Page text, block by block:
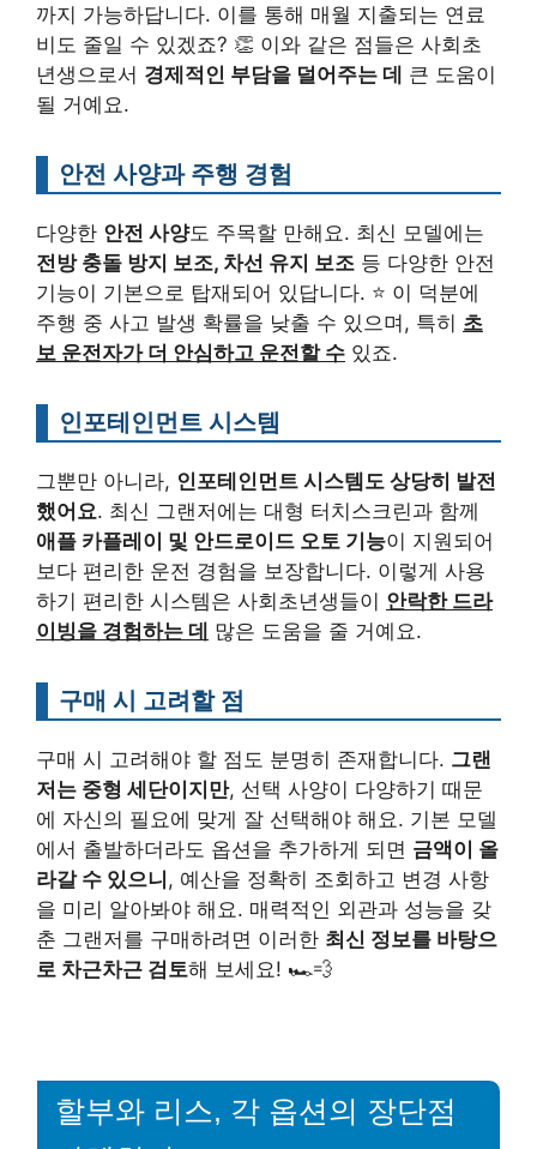
까지 가능하답니다. 이를 통해 매월 지출되는 연료
비도 줄일 수 있겠죠? 👏 이와 같은 점들은 사회초
년생으로서 경제적인 부담을 덜어주는 데 큰 도움이
될 거예요.
안전 사양과 주행 경험
다양한 안전 사양도 주목할 만해요. 최신 모델에는
전방 충돌 방지 보조, 차선 유지 보조 등 다양한 안전
기능이 기본으로 탑재되어 있답니다. ⭐ 이 덕분에
주행 중 사고 발생 확률을 낮출 수 있으며, 특히 초
보 운전자가 더 안심하고 운전할 수 있죠.
인포테인먼트 시스템
그뿐만 아니라, 인포테인먼트 시스템도 상당히 발전
했어요. 최신 그랜저에는 대형 터치스크린과 함께
애플 카플레이 및 안드로이드 오토 기능이 지원되어
보다 편리한 운전 경험을 보장합니다. 이렇게 사용
하기 편리한 시스템은 사회초년생들이 안락한 드라
이빙을 경험하는 데 많은 도움을 줄 거예요.
구매 시 고려할 점
구매 시 고려해야 할 점도 분명히 존재합니다. 그랜
저는 중형 세단이지만, 선택 사양이 다양하기 때문
에 자신의 필요에 맞게 잘 선택해야 해요. 기본 모델
에서 출발하더라도 옵션을 추가하게 되면 금액이 올
라갈 수 있으니, 예산을 정확히 조회하고 변경 사항
을 미리 알아봐야 해요. 매력적인 외관과 성능을 갖
춘 그랜저를 구매하려면 이러한 최신 정보를 바탕으
로 차근차근 검토해 보세요! 🏎️💨
할부와 리스, 각 옵션의 장단점